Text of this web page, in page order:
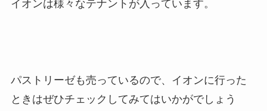
イオンは様々なテナントが入っています。
パストリーゼも売っているので、イオンに行った
ときはぜひチェックしてみてはいかがでしょう